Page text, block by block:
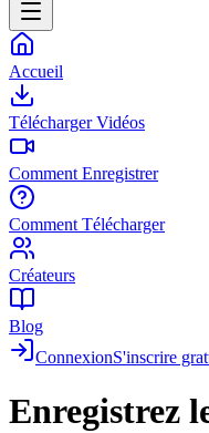
Accueil
Télécharger Vidéos
Comment Enregistrer
Comment Télécharger
Créateurs
Blog
ConnexionS'inscrire
Enregistrez